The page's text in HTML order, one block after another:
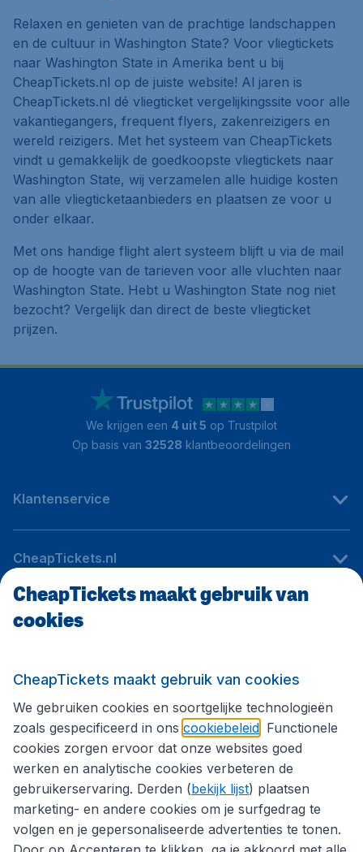
Relaxen en genieten van de prachtige landschappen
en de cultuur in Washington State? Voor vliegtickets
naar Washington State in Amerika bent u bij
CheapTickets.nl op de juiste website! Al jaren is
CheapTickets.nl dé vliegticket vergelijkingssite voor alle
vakantiegangers, frequent flyers, zakenreizigers en
wereld reizigers. Met het systeem van CheapTickets
vindt u gemakkelijk de goedkoopste vliegtickets naar
Washington State, wij verzamelen alle huidige kosten
van alle vliegticketaanbieders en plaatsen ze voor u
onder elkaar.
Met ons handige flight alert systeem blijft u via de mail
op de hoogte van de tarieven voor alle vluchten naar
Washington State. Hebt u Washington State nog niet
bezocht? Vergelijk dan direct de beste vliegticket
prijzen.
We krijgen een 4 uit 5 op Trustpilot
Op basis van 32528 klantbeoordelingen
Klantenservice
CheapTickets.nl
Internationale sites
Volg CheapTickets.nl
CheapTickets maakt gebruik van
cookies
CheapTickets maakt gebruik van cookies
We gebruiken cookies en soortgelijke technologieën
zoals gespecificeerd in ons cookiebeleid . Functionele
cookies zorgen ervoor dat onze websites goed
werken en analytische cookies verbeteren de
gebruikerservaring. Derden (bekijk lijst) plaatsen
marketing- en andere cookies om je surfgedrag te
volgen en je gepersonaliseerde advertenties te tonen.